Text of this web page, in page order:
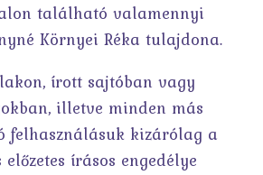
található valamennyi
Környei Réka tulajdona.
írott sajtóban vagy
illetve minden más
felhasználásuk kizárólag a
írásos engedélye